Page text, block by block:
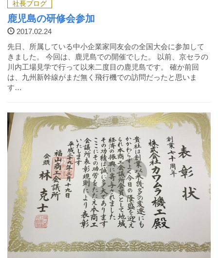
採用情報
営業事務
営業
お問い合わせ
閉じる
社長ブログ
鹿児島の研修会参加
2017.02.24
先日、所属している中小企業家同友会の全国大会に参加して
きました。 今回は、鹿児島での開催でした。 以前、京セラの
川内工場見学で行って以来二度目の鹿児島です。 確か前回
は、九州新幹線がまだ無く飛行機での訪問だったと思いま
す…